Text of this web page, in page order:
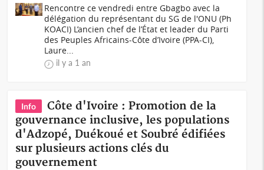
Rencontre ce vendredi entre Gbagbo avec la
délégation du représentant du SG de l'ONU (Ph
KOACI) L’ancien chef de l’État et leader du Parti
des Peuples Africains-Côte d’Ivoire (PPA-CI),
Laure...
il y a 1 an
Info
Côte d'Ivoire : Promotion de la
gouvernance inclusive, les populations
d'Adzopé, Duékoué et Soubré édifiées
sur plusieurs actions clés du
gouvernement